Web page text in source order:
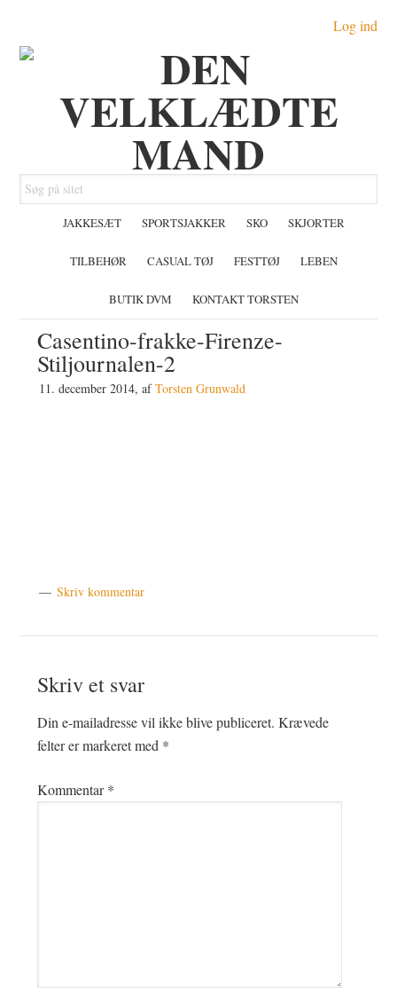
indhold
Log ind
Søg
på
JAKKESÆT SPORTSJAKKER SKO SKJORTER
TILBEHØR CASUAL TØJ FESTTØJ LEBEN
BUTIK DVM KONTAKT TORSTEN
Casentino-frakke-Firenze-
Stiljournalen-2
11. december 2014, afTorsten Grunwald
Skriv kommentar
Skriv et svar
Din e-mailadresse vil ikke blive publiceret. Krævede
felter er markeret med *
Kommentar*